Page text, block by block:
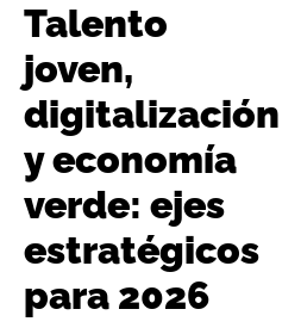
Talento
joven,
digitalización
y economía
verde: ejes
estratégicos
para 2026